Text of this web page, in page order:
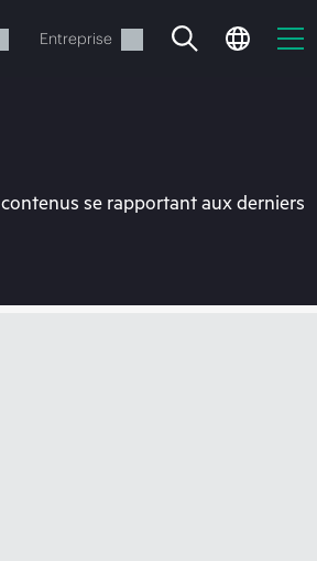
Entreprise
se rapportant aux derniers